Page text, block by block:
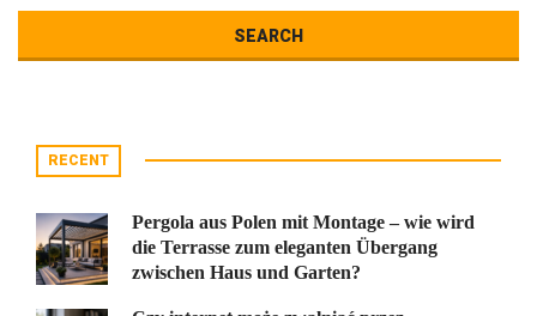
RECENT
Pergola aus Polen mit Montage – wie wird
die Terrasse zum eleganten Übergang
zwischen Haus und Garten?